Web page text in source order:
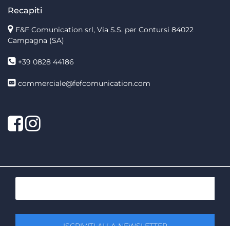
Recapiti
F&F Comunication srl, Via S.S. per Contursi 84022
Campagna (SA)
+39 0828 44186
commerciale@fefcomunication.com
Facebook
Twitter